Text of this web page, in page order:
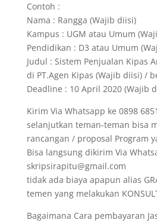
Contoh :
Nama : Rangga (Wajib diisi)
Kampus : UGM atau Umum
Pendidikan : D3 atau Umum
Judul : Sistem Penjualan Kipas
di PT.Agen Kipas (Wajib diisi) /
Deadline : 10 April 2020 (Wajib
Kirim Via Whatsapp ke 0898
selanjutkan teman-teman bisa
rancangan / proposal Program
Bisa langsung dikirim Via
skripsirapitu@gmail.com
tidak ada biaya apapun alias
temen yang melakukan
Bagaimana Cara pembayaran